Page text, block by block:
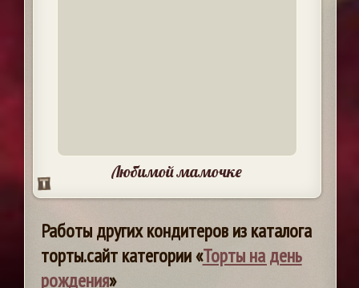
Любимой мамочке
Работы других кондитеров из каталога
торты.сайт категории «Торты на день
рождения»